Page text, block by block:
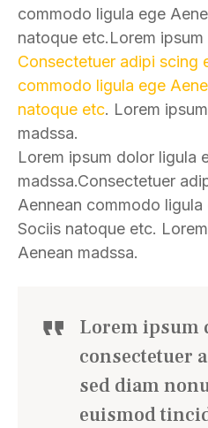
commodo ligula ege
natoque etc.Lorem
Consectetuer adipi scing
commodo ligula ege
natoque etc. Lorem
madssa.
Lorem ipsum dolor ligula
madssa.Consectetuer
Aennean commodo ligula
Sociis natoque etc.
Aenean madssa.
Lorem ipsum
consectetuer
sed diam
euismod